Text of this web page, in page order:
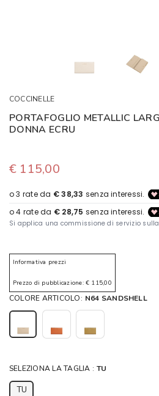
COCCINELLE
PORTAFOGLIO METALLIC
DONNA ECRU
€ 115,00
Informativa prezzi
Prezzo di pubblicazione: € 115,00
COLORE ARTICOLO: N64 SANDSHELL
SELEZIONA LA TAGLIA : TU
TU